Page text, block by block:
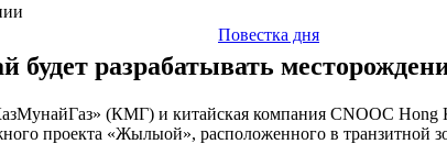
Повестка дня
будет разрабатывать
(КМГ) и китайская компания CNOOC
проекта «Жылыой», расположенного в транзитной